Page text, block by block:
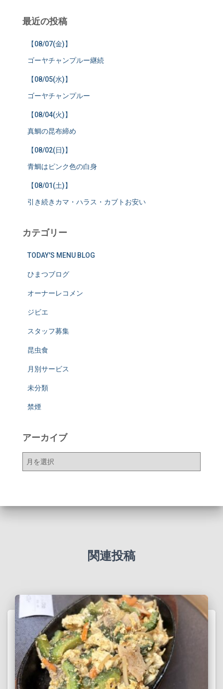
最近の投稿
【08/07(金)】
ゴーヤチャンプルー継続
【08/05(水)】
ゴーヤチャンプルー
【08/04(火)】
真鯛の昆布締め
【08/02(日)】
青鯛はピンク色の白身
【08/01(土)】
引き続きカマ・ハラス・カブトお安い
カテゴリー
TODAY'S MENU BLOG
ひまつブログ
オーナーレコメン
ジビエ
スタッフ募集
昆虫食
月別サービス
未分類
禁煙
アーカイブ
ア
関連投稿